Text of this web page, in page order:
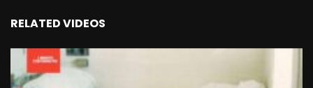
RELATED VIDEOS